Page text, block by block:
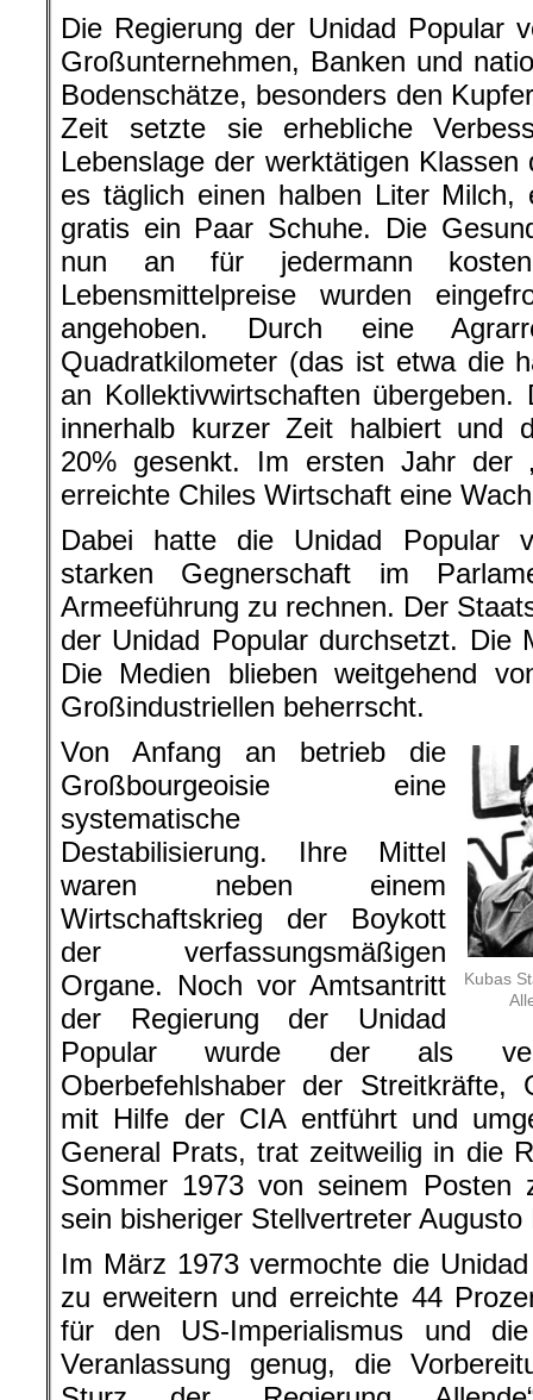
Die Regierung der Unidad Popular
Großunternehmen, Banken und
Bodenschätze, besonders den
Zeit setzte sie erhebliche
Lebenslage der werktätigen
es täglich einen halben Liter Milch,
gratis ein Paar Schuhe. Die
nun an für jedermann
Lebensmittelpreise wurden
angehoben. Durch eine
Quadratkilometer (das ist etwa die
an Kollektivwirtschaften übergeben.
innerhalb kurzer Zeit halbiert und
20% gesenkt. Im ersten Jahr der
erreichte Chiles Wirtschaft eine
Dabei hatte die Unidad Popular
starken Gegnerschaft im
Armeeführung zu rechnen. Der
der Unidad Popular durchsetzt. Die
Die Medien blieben weitgehend
Großindustriellen beherrscht.
Kubas
Von Anfang an betrieb die
Großbourgeoisie eine
systematische
Destabilisierung. Ihre Mittel
waren neben einem
Wirtschaftskrieg der Boykott
der verfassungsmäßigen
Organe. Noch vor Amtsantritt
der Regierung der Unidad
Popular wurde der als
Oberbefehlshaber der Streitkräfte,
mit Hilfe der CIA entführt und
General Prats, trat zeitweilig in die
Sommer 1973 von seinem Posten
sein bisheriger Stellvertreter Augusto
Im März 1973 vermochte die
zu erweitern und erreichte 44
für den US-Imperialismus und
Veranlassung genug, die